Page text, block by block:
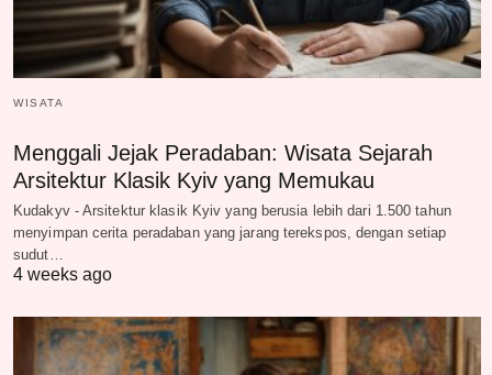
WISATA
Menggali Jejak Peradaban: Wisata Sejarah
Arsitektur Klasik Kyiv yang Memukau
Kudakyv - Arsitektur klasik Kyiv yang berusia lebih dari 1.500 tahun
menyimpan cerita peradaban yang jarang terekspos, dengan setiap
sudut…
4 weeks ago